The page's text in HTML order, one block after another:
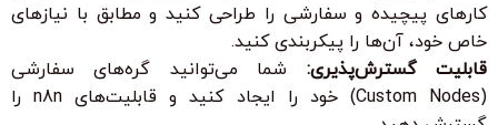
کارهای پیچیده و سفارشی را طراحی کنید و مطابق با نیازهای
خاص خود، آن‌ها را پیکربندی کنید.
قابلیت گسترش‌پذیری: شما می‌توانید گره‌های سفارشی
(Custom Nodes) خود را ایجاد کنید و قابلیت‌های n8n را